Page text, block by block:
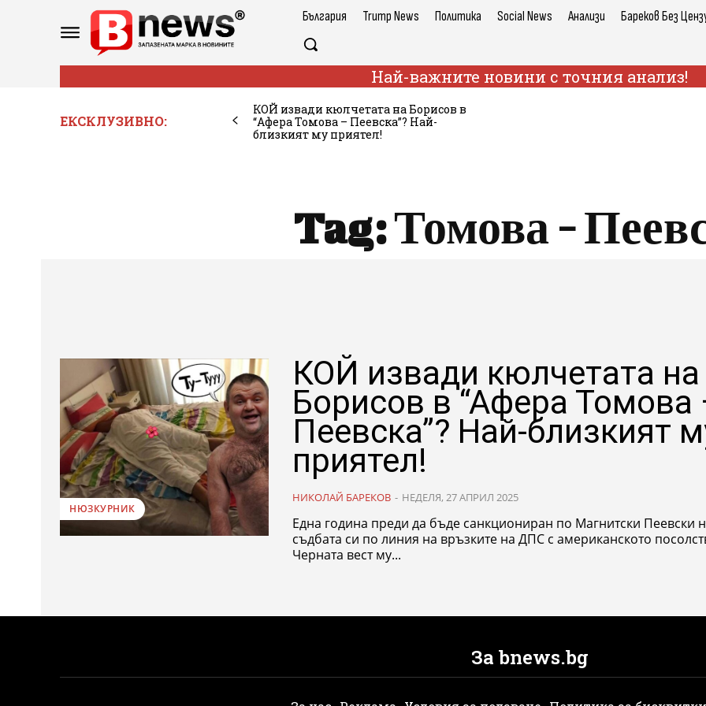
България Trump News Политика Social News Анализи Бареков Без
Най-важните новини с точния анализ!
ЕКСКЛУЗИВНО:
КОЙ извади кюлчетата на Борисов в
“Афера Томова – Пеевска”? Най-
близкият му приятел!
Tag:Томова -
НЮЗКУРНИК
КОЙ извади кюлчетата на
Борисов в “Афера Томова
Пеевска”? Най-близкият
приятел!
НИКОЛАЙ БАРЕКОВ - НЕДЕЛЯ, 27 АПРИЛ 2025
Една година преди да бъде санкциониран по Магнитски Пеевски
съдбата си по линия на връзките на ДПС с американското
Черната вест му...
За bnews.bg